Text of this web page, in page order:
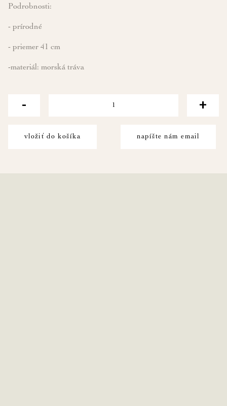
Podrobnosti:
- prírodné
- priemer 41 cm
-materiál: morská tráva
- +
vložiť do košíka napíšte nám email